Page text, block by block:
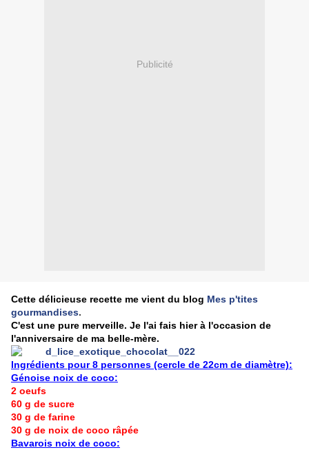
Publicité
Cette délicieuse recette me vient du blog Mes p'tites
gourmandises.
C'est une pure merveille. Je l'ai fais hier à l'occasion de
l'anniversaire de ma belle-mère.
Ingrédients pour 8 personnes (cercle de 22cm de diamètre):
Génoise noix de coco:
2 oeufs
60 g de sucre
30 g de farine
30 g de noix de coco râpée
Bavarois noix de coco: